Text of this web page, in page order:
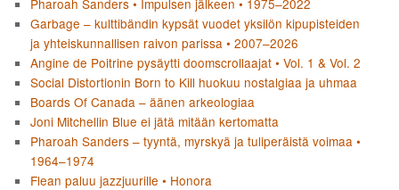
Garbage – kulttibändin kypsät vuodet yksilön kipupisteiden
ja yhteiskunnallisen raivon parissa • 2007–2026
Angine de Poitrine pysäytti doomscrollaajat • Vol. 1 & Vol. 2
Social Distortionin Born to Kill huokuu nostalgiaa ja uhmaa
Boards Of Canada – äänen arkeologiaa
Joni Mitchellin Blue ei jätä mitään kertomatta
Pharoah Sanders – tyyntä, myrskyä ja tuliperäistä voimaa •
1964–1974
Flean paluu jazzjuurille • Honora